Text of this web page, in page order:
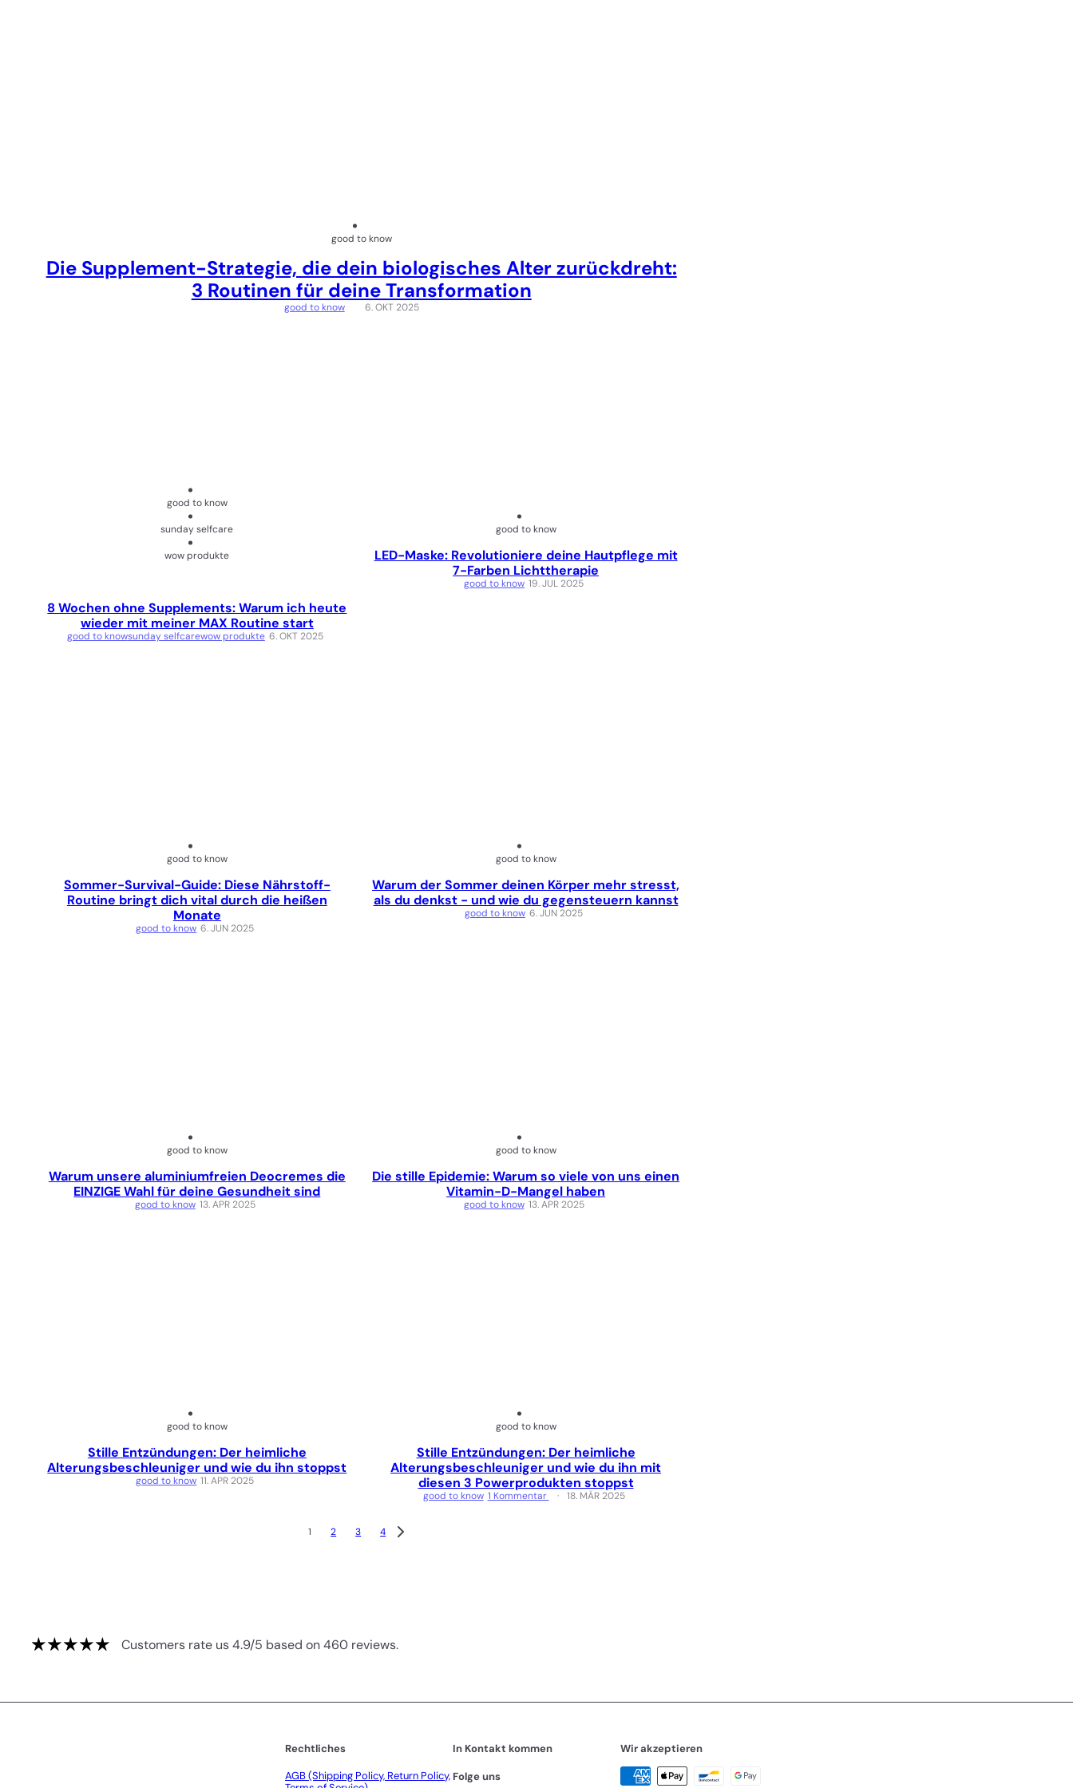
good to know
Die Supplement-Strategie, die dein biologisches Alter zurückdreht:
3 Routinen für deine Transformation
good to know 6. OKT 2025
good to know
sunday selfcare
wow produkte
8 Wochen ohne Supplements: Warum ich heute
wieder mit meiner MAX Routine start
good to knowsunday selfcarewow produkte 6. OKT 2025
good to know
LED-Maske: Revolutioniere deine Hautpflege mit
7-Farben Lichttherapie
good to know 19. JUL 2025
good to know
Sommer-Survival-Guide: Diese Nährstoff-
Routine bringt dich vital durch die heißen
Monate
good to know 6. JUN 2025
good to know
Warum der Sommer deinen Körper mehr stresst,
als du denkst - und wie du gegensteuern kannst
good to know 6. JUN 2025
good to know
Warum unsere aluminiumfreien Deocremes die
EINZIGE Wahl für deine Gesundheit sind
good to know 13. APR 2025
good to know
Die stille Epidemie: Warum so viele von uns einen
Vitamin-D-Mangel haben
good to know 13. APR 2025
good to know
Stille Entzündungen: Der heimliche
Alterungsbeschleuniger und wie du ihn stoppst
good to know 11. APR 2025
good to know
Stille Entzündungen: Der heimliche
Alterungsbeschleuniger und wie du ihn mit
diesen 3 Powerprodukten stoppst
good to know 1 Kommentar 18. MÄR 2025
1 2 3 4
Customers rate us 4.9/5 based on 460 reviews.
Rechtliches
AGB (Shipping Policy, Return Policy,
In Kontakt kommen
Folge uns
Wir akzeptieren